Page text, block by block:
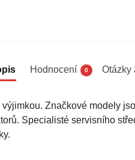
Hodnocení 0 Otázky
Značkové modely
Specialisté servisního